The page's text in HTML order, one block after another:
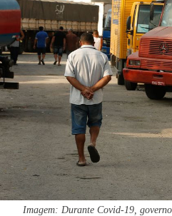
Imagem: Durante Covid-19,